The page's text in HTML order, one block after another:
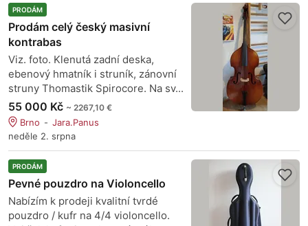
PRODÁM
Prodám celý český masivní
kontrabas
Viz. foto. Klenutá zadní deska,
ebenový hmatník i struník, zánovní
struny Thomastik Spirocore. Na sv...
55 000 Kč ~ 2267,10 €
Brno
Jara.Panus
neděle 2. srpna
PRODÁM
Pevné pouzdro na Violoncello
Nabízím k prodeji kvalitní tvrdé
pouzdro / kufr na 4/4 violoncello.